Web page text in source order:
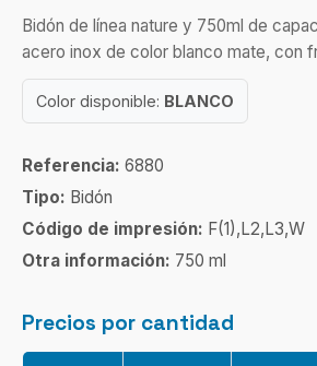
Bidón de línea nature y 750ml de
acero inox de color blanco mate, con
Color disponible: BLANCO
Referencia: 6880
Tipo: Bidón
Código de impresión: F(1),L2,L3,W
Otra información: 750 ml
Precios por cantidad